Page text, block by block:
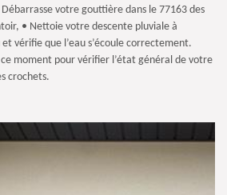
votre gouttière dans le 77163 des
• Nettoie votre descente pluviale à
vérifie que l’eau s’écoule correctement.
moment pour vérifier l’état général de votre
crochets.